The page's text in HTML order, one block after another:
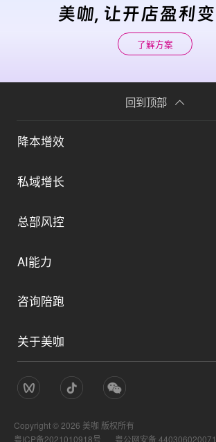
美咖, 让开店盈利
了解方案
回到顶部
降本增效
数字管理后台
私域增长
私域营销解决方案
总部风控
平台用工解决方案
AI巡店解决方案
AI能力
AI总裁助理
AI服务助理
咨询陪跑
AI数字门店总部方案
AI数字门店咨询陪跑
关于美咖
公司简介
管理团队
Copyright © 2026 美咖 版权所有
粤ICP备2021010918号
粤公网安备